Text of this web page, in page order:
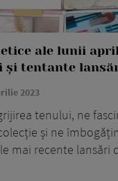
ale lunii
și tentante
2023
tenului, ne
și ne
mai recente lansări